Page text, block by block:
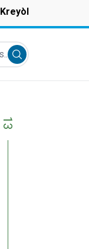
Kreyòl
Submit search
13